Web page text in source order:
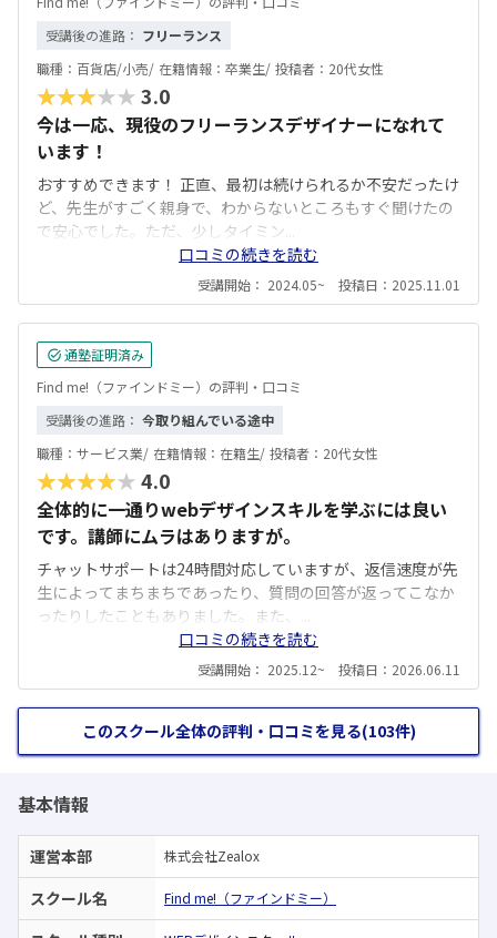
受講後の進路： フリーランス
職種： 百貨店/小売/ 在籍情報： 卒業生/ 投稿者： 20代女性
★★★★★3.0
今は一応、現役のフリーランスデザイナーになれて
います！
おすすめできます！ 正直、最初は続けられるか不安だったけ
ど、先生がすごく親身で、わからないところもすぐ聞けたの
で安心でした。ただ、少しタイミン...
口コミの続きを読む
受講開始： 2024.05~ 投稿日：2025.11.01
通塾証明済み
Find me!（ファインドミー）の評判・口コミ
受講後の進路： 今取り組んでいる途中
職種： サービス業/ 在籍情報： 在籍生/ 投稿者： 20代女性
★★★★★4.0
全体的に一通りwebデザインスキルを学ぶには良い
です。講師にムラはありますが。
チャットサポートは24時間対応していますが、返信速度が先
生によってまちまちであったり、質問の回答が返ってこなか
ったりしたこともありました。また、...
口コミの続きを読む
受講開始： 2025.12~ 投稿日：2026.06.11
このスクール全体の評判・口コミを見る(103件)
基本情報
運営本部 株式会社Zealox
スクール名 Find me!（ファインドミー）